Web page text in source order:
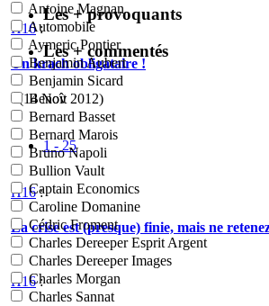
Antoine Magnan
Automobile
Aymeric Pontier
Benjamin Aubert
Benjamin Sicard
Benoît
Bernard Basset
Bernard Marois
Bruno Napoli
Bullion Vault
Captain Economics
Caroline Domanine
Cédric Froment
Charles Dereeper Esprit Argent
Charles Dereeper Images
Charles Morgan
Charles Sannat
Les + provoquants
Les + commentés
H16:
Un krach obligataire !
- (14 Nov 2012)
1 - 25
H16:
La crise est (presque) finie, mais ne
H16: